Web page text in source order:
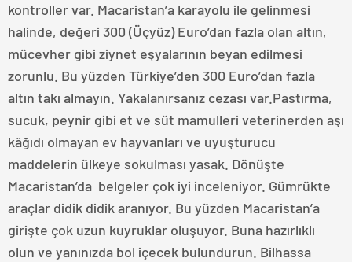
kontroller var. Macaristan’a karayolu ile gelinmesi
halinde, değeri 300 (Üçyüz) Euro’dan fazla olan altın,
mücevher gibi ziynet eşyalarının beyan edilmesi
zorunlu. Bu yüzden Türkiye’den 300 Euro’dan fazla
altın takı almayın. Yakalanırsanız cezası var.Pastırma,
sucuk, peynir gibi et ve süt mamulleri veterinerden aşı
kâğıdı olmayan ev hayvanları ve uyuşturucu
maddelerin ülkeye sokulması yasak. Dönüşte
Macaristan’da belgeler çok iyi inceleniyor. Gümrükte
araçlar didik didik aranıyor. Bu yüzden Macaristan’a
girişte çok uzun kuyruklar oluşuyor. Buna hazırlıklı
olun ve yanınızda bol içecek bulundurun. Bilhassa